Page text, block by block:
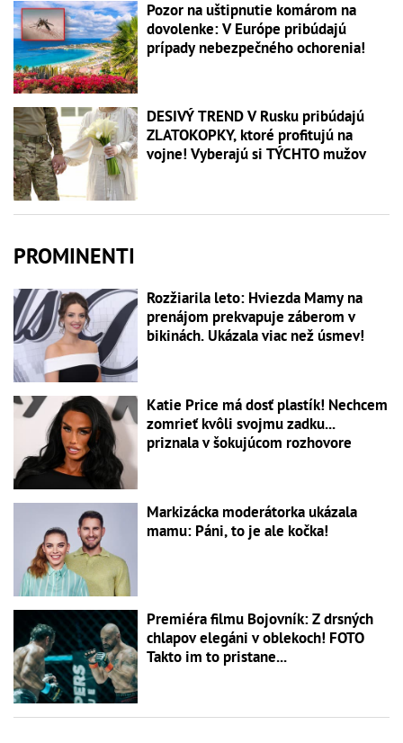
Pozor na uštipnutie komárom na
dovolenke: V Európe pribúdajú
prípady nebezpečného ochorenia!
DESIVÝ TREND V Rusku pribúdajú
ZLATOKOPKY, ktoré profitujú na
vojne! Vyberajú si TÝCHTO mužov
PROMINENTI
Rozžiarila leto: Hviezda Mamy na
prenájom prekvapuje záberom v
bikinách. Ukázala viac než úsmev!
Katie Price má dosť plastík! Nechcem
zomrieť kvôli svojmu zadku...
priznala v šokujúcom rozhovore
Markizácka moderátorka ukázala
mamu: Páni, to je ale kočka!
Premiéra filmu Bojovník: Z drsných
chlapov elegáni v oblekoch! FOTO
Takto im to pristane...